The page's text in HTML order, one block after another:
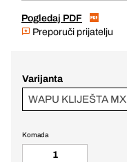
Pogledaj PDF
Preporuči prijatelju
Varijanta
WAPU KLIJEŠTA
Komada